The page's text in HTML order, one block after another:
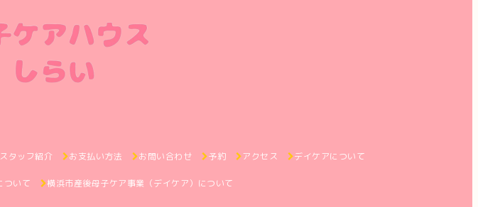
スタッフ紹介 お支払い方法 お問い合わせ 予約 アクセス デイケアについて
ついて 横浜市産後母子ケア事業（デイケア）について